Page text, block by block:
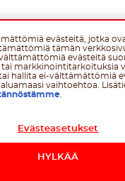
evästeitä, jotka
tämän
evästeitä
markkinointitarkoituksia
hallita ei-välttämättömiä
vaihtoehtoa.
Evästeasetukset
HYLKÄÄ